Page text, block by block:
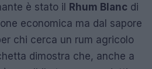
è stato il Rhum Blanc di
economica ma dal sapore
chi cerca un rum agricolo
dimostra che, anche a